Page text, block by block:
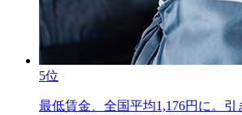
5位
最低賃金、全国平均1,176円に。引